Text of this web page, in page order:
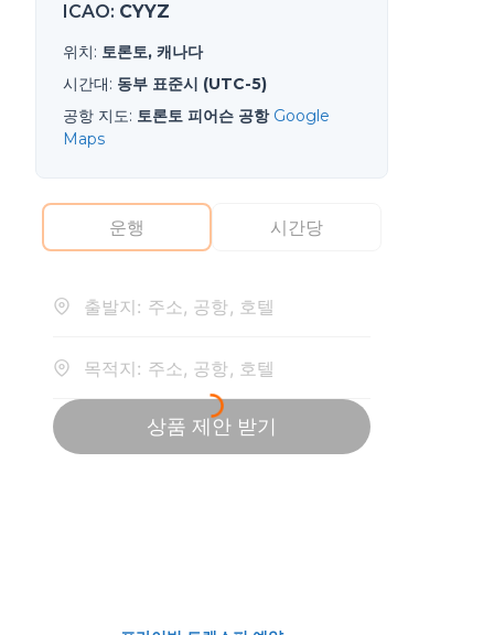
ICAO: CYYZ
위치: 토론토, 캐나다
시간대: 동부 표준시 (UTC-5)
공항 지도: 토론토 피어슨 공항 Google
Maps